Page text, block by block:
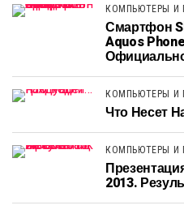
КОМПЬЮТЕРЫ И
Смартфон
Aquos
КОМПЬЮТЕРЫ И
Что Несет
КОМПЬЮТЕРЫ И
2013.